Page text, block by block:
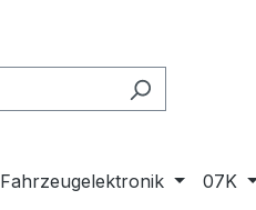
Fahrzeugelektronik 07K